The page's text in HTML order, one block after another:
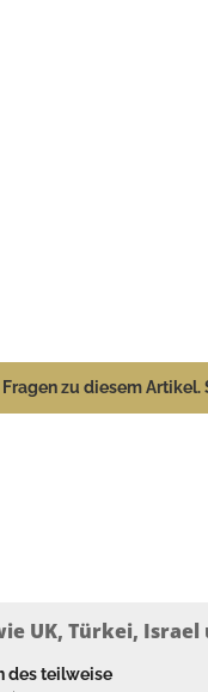
zu diesem
UK, Türkei, Israel
des teilweise